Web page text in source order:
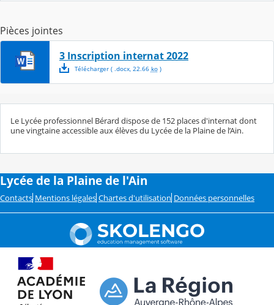
Pièces jointes
3 Inscription internat 2022
Télécharger( .docx, 22.66 ko)
Le Lycée professionnel Bérard dispose de 152 places d'internat dont
une vingtaine accessible aux élèves du Lycée de la Plaine de l’Ain.
Lycée de la Plaine de l'Ain
Contacts Mentions légales Chartes d'utilisation Données personnelles